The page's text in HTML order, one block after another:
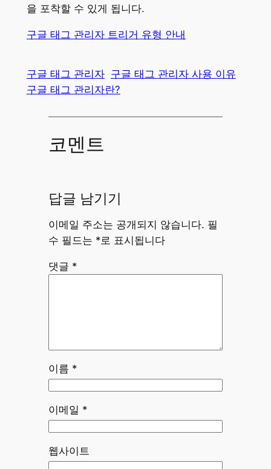
을 포착할 수 있게 됩니다.
구글 태그 관리자 트리거 유형 안내
구글 태그 관리자 구글 태그 관리자 사용 이유
구글 태그 관리자란?
코멘트
답글 남기기
이메일 주소는 공개되지 않습니다. 필
수 필드는 *로 표시됩니다
댓글 *
이름 *
이메일 *
웹사이트